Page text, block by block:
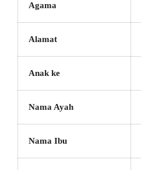
Agama
Alamat
Anak ke
Nama Ayah
Nama Ibu